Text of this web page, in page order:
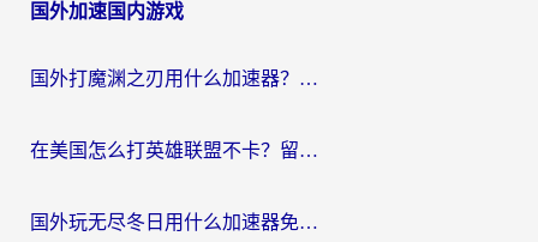
导
国外加速国内游戏
国外打魔渊之刃用什么加速器？2026海外玩家国服游戏加速全攻略（附闪耀暖暖&复苏的魔女避坑指南）
在美国怎么打英雄联盟不卡？留学生亲测的国服游戏加速全攻略
国外玩无尽冬日用什么加速器免费？海外党国服游戏加速避坑指南